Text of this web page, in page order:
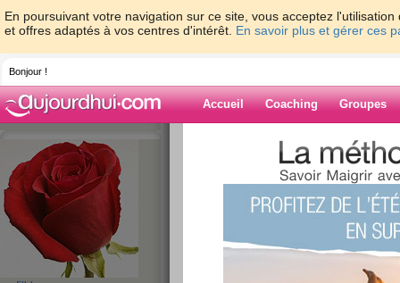
En poursuivant votre navigation sur ce site, vous acceptez
et offres adaptés à vos centres d'intérêt. En savoir plus et gérer ces
Bonjour !
Accueil Coaching Groupes
> > Quizz: Les 10
Blog de ol
Quizz: Les 10